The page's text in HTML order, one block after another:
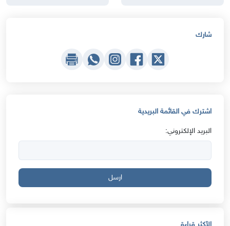
شارك
اشترك في القائمة البريدية
البريد الإلكتروني:
ارسل